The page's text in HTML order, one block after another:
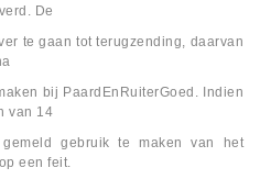
De
te gaan tot terugzending, daarvan
bij PaardEnRuiterGoed. Indien
van 14
gebruik te maken van het
een feit.